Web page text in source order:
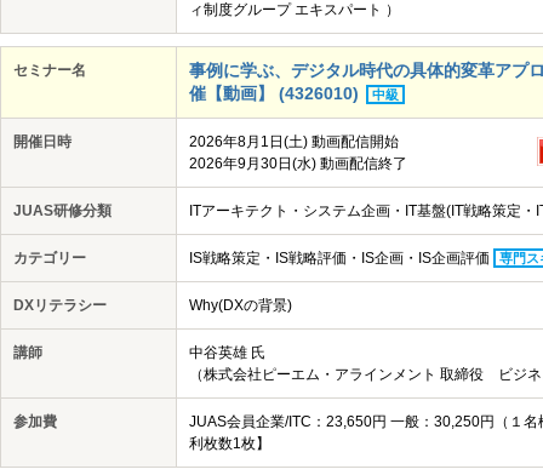
ィ制度グループ エキスパート ）
セミナー名
事例に学ぶ、デジタル時代の具体的変革アプ
催【動画】 (4326010)
中級
開催日時
2026年8月1日(土) 動画配信開始
2026年9月30日(水) 動画配信終了
JUAS研修分類 ITアーキテクト・システム企画・IT基盤(IT戦略策定
カテゴリー IS戦略策定・IS戦略評価・IS企画・IS企画評価 専門ス
DXリテラシー Why(DXの背景)
講師
中谷英雄 氏
（株式会社ピーエム・アラインメント 取締役 ビジ
参加費
JUAS会員企業/ITC：23,650円 一般：30,250円（１
利枚数1枚】